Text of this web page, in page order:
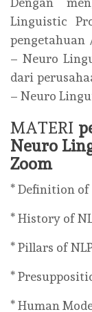
Linguistic
pengetahuan
– Neuro
dari
– Neuro
MATERI
Neuro
Zoom
* Definition of
* History of
* Pillars of
*
* Human